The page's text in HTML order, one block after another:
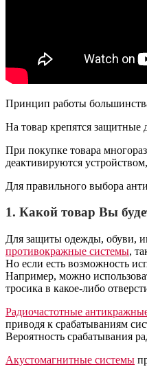
Принцип работы
На товар крепятся защитные
При покупке товара
деактивируются
Для правильного выбора
1. Какой товар Вы
Для защиты одежды, обуви,
противокражные системы,
Но если есть возможность
Например, можно
тросика в какое-либо
Радиочастотные
приводя к срабатываниям
Вероятность срабатывания
Акустомагнитные системы